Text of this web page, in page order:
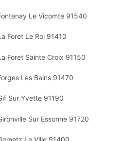
Le Vicomte 91540
Foret Le Roi 91410
Foret Sainte Croix 91150
Les Bains 91470
Sur Yvette 91190
Sur Essonne 91720
La Ville 91400